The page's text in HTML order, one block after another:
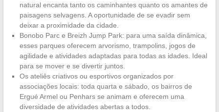
natural encanta tanto os caminhantes quanto os amantes de
paisagens selvagens. A oportunidade de se evadir sem
deixar a proximidade da cidade.
Bonobo Parc e Breizh Jump Park: para uma saída dinâmica,
esses parques oferecem arvorismo, trampolins, jogos de
agilidade e atividades adaptadas para todas as idades. Ideal
para se mover e se divertir juntos.
Os ateliês criativos ou esportivos organizados por
associações locais: toda quarta e sábado, os bairros de
Ergué Armel ou Penhars se animam e oferecem uma
diversidade de atividades abertas a todos.